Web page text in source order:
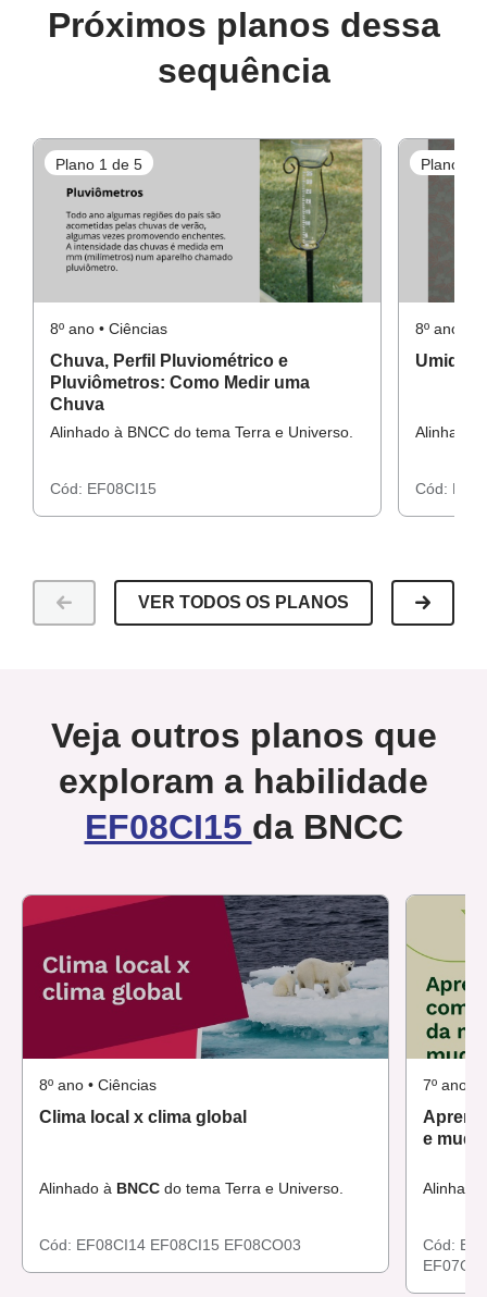
Próximos planos dessa
sequência
Plano 1 de 5
8º ano • Ciências
Chuva, Perfil Pluviométrico e
Pluviômetros: Como Medir uma
Chuva
Alinhado à BNCC do tema Terra e Universo.
Cód: EF08CI15
Plano 2
8º ano •
Alinhado
Cód:
VER TODOS OS PLANOS
Veja outros planos que
exploram a habilidade
EF08CI15 da BNCC
8º ano • Ciências
Clima local x clima global
Alinhado à BNCC do tema Terra e Universo.
Cód: EF08CI14 EF08CI15 EF08CO03
7º ano •
e
Cód: